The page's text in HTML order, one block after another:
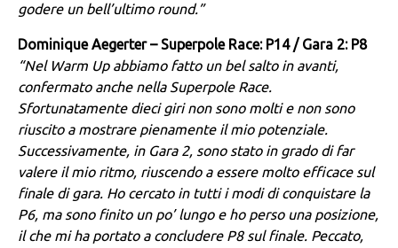
godere un bell’ultimo round.”
Dominique Aegerter – Superpole Race: P14 / Gara 2: P8
“Nel Warm Up abbiamo fatto un bel salto in avanti,
confermato anche nella Superpole Race.
Sfortunatamente dieci giri non sono molti e non sono
riuscito a mostrare pienamente il mio potenziale.
Successivamente, in Gara 2, sono stato in grado di far
valere il mio ritmo, riuscendo a essere molto efficace sul
finale di gara. Ho cercato in tutti i modi di conquistare la
P6, ma sono finito un po’ lungo e ho perso una posizione,
il che mi ha portato a concludere P8 sul finale. Peccato,